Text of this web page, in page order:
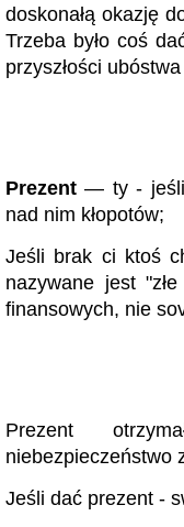
doskonałą okazję
Trzeba było coś
przyszłości
Prezent — ty - jeśli
nad nim kłopotów;
Jeśli brak ci ktoś
nazywane jest
finansowych, nie
Prezent
niebezpieczeństwo
Jeśli dać prezent -